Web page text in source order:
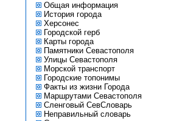
Общая информация
История города
Херсонес
Городской герб
Карты города
Памятники Севастополя
Улицы Севастополя
Морской транспорт
Городские топонимы
Факты из жизни Города
Маршрутами Севастополя
Сленговый СевСловарь
Неправильный словарь